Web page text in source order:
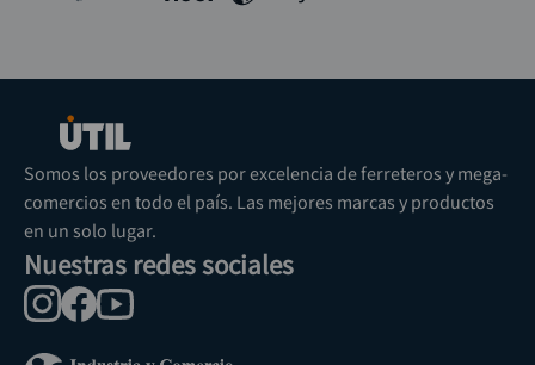
Somos los proveedores por excelencia de ferreteros y mega-
comercios en todo el país. Las mejores marcas y productos
en un solo lugar.
Nuestras redes sociales